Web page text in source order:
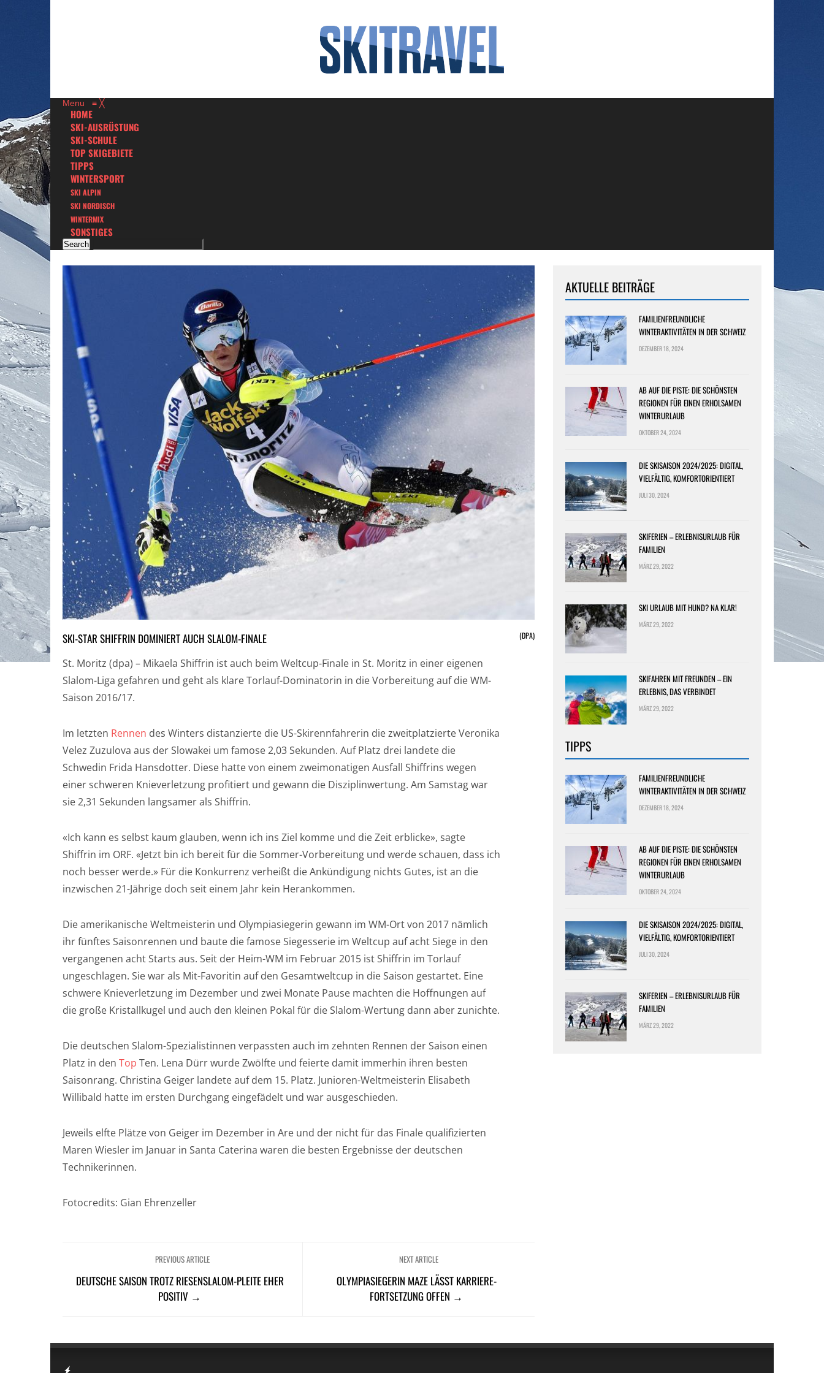
Menu ≡ ╳
HOME
SKI-AUSRÜSTUNG
SKI-SCHULE
TOP SKIGEBIETE
TIPPS
WINTERSPORT
SKI ALPIN
SKI NORDISCH
WINTERMIX
SONSTIGES
SKI-STAR SHIFFRIN DOMINIERT AUCH SLALOM-FINALE (DPA)
St. Moritz (dpa) – Mikaela Shiffrin ist auch beim Weltcup-Finale in St. Moritz in einer eigenen
Slalom-Liga gefahren und geht als klare Torlauf-Dominatorin in die Vorbereitung auf die WM-
Saison 2016/17.
Im letzten Rennen des Winters distanzierte die US-Skirennfahrerin die zweitplatzierte Veronika
Velez Zuzulova aus der Slowakei um famose 2,03 Sekunden. Auf Platz drei landete die
Schwedin Frida Hansdotter. Diese hatte von einem zweimonatigen Ausfall Shiffrins wegen
einer schweren Knieverletzung profitiert und gewann die Disziplinwertung. Am Samstag war
sie 2,31 Sekunden langsamer als Shiffrin.
«Ich kann es selbst kaum glauben, wenn ich ins Ziel komme und die Zeit erblicke», sagte
Shiffrin im ORF. «Jetzt bin ich bereit für die Sommer-Vorbereitung und werde schauen, dass ich
noch besser werde.» Für die Konkurrenz verheißt die Ankündigung nichts Gutes, ist an die
inzwischen 21-Jährige doch seit einem Jahr kein Herankommen.
Die amerikanische Weltmeisterin und Olympiasiegerin gewann im WM-Ort von 2017 nämlich
ihr fünftes Saisonrennen und baute die famose Siegesserie im Weltcup auf acht Siege in den
vergangenen acht Starts aus. Seit der Heim-WM im Februar 2015 ist Shiffrin im Torlauf
ungeschlagen. Sie war als Mit-Favoritin auf den Gesamtweltcup in die Saison gestartet. Eine
schwere Knieverletzung im Dezember und zwei Monate Pause machten die Hoffnungen auf
die große Kristallkugel und auch den kleinen Pokal für die Slalom-Wertung dann aber zunichte.
Die deutschen Slalom-Spezialistinnen verpassten auch im zehnten Rennen der Saison einen
Platz in den Top Ten. Lena Dürr wurde Zwölfte und feierte damit immerhin ihren besten
Saisonrang. Christina Geiger landete auf dem 15. Platz. Junioren-Weltmeisterin Elisabeth
Willibald hatte im ersten Durchgang eingefädelt und war ausgeschieden.
Jeweils elfte Plätze von Geiger im Dezember in Are und der nicht für das Finale qualifizierten
Maren Wiesler im Januar in Santa Caterina waren die besten Ergebnisse der deutschen
Technikerinnen.
Fotocredits: Gian Ehrenzeller
PREVIOUS ARTICLE
DEUTSCHE SAISON TROTZ RIESENSLALOM-PLEITE EHER
POSITIV →
NEXT ARTICLE
OLYMPIASIEGERIN MAZE LÄSST KARRIERE-
FORTSETZUNG OFFEN →
AKTUELLE BEITRÄGE
FAMILIENFREUNDLICHE
WINTERAKTIVITÄTEN IN DER SCHWEIZ
DEZEMBER 18, 2024
AB AUF DIE PISTE: DIE SCHÖNSTEN
REGIONEN FÜR EINEN ERHOLSAMEN
WINTERURLAUB
OKTOBER 24, 2024
DIE SKISAISON 2024/2025: DIGITAL,
VIELFÄLTIG, KOMFORTORIENTIERT
JULI 30, 2024
SKIFERIEN – ERLEBNISURLAUB FÜR
FAMILIEN
MÄRZ 29, 2022
SKI URLAUB MIT HUND? NA KLAR!
MÄRZ 29, 2022
SKIFAHREN MIT FREUNDEN – EIN
ERLEBNIS, DAS VERBINDET
MÄRZ 29, 2022
TIPPS
FAMILIENFREUNDLICHE
WINTERAKTIVITÄTEN IN DER SCHWEIZ
DEZEMBER 18, 2024
AB AUF DIE PISTE: DIE SCHÖNSTEN
REGIONEN FÜR EINEN ERHOLSAMEN
WINTERURLAUB
OKTOBER 24, 2024
DIE SKISAISON 2024/2025: DIGITAL,
VIELFÄLTIG, KOMFORTORIENTIERT
JULI 30, 2024
SKIFERIEN – ERLEBNISURLAUB FÜR
FAMILIEN
MÄRZ 29, 2022